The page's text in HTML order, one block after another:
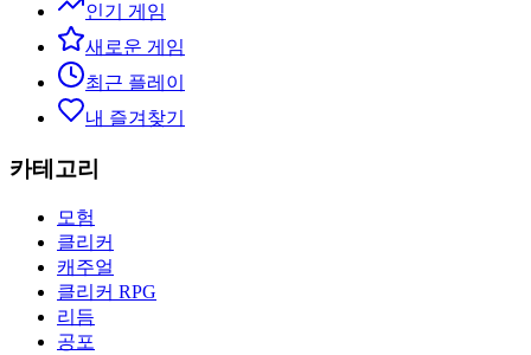
인기 게임
새로운 게임
최근 플레이
내 즐겨찾기
카테고리
모험
클리커
캐주얼
클리커 RPG
리듬
공포